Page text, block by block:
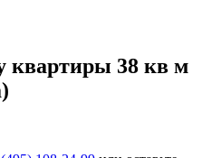
квартиры 38 кв м